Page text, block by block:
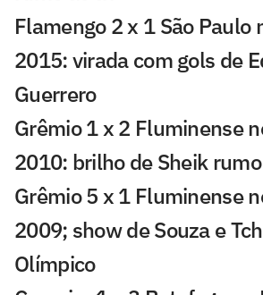
Flamengo 2 x 1 São Paulo
2015: virada com gols de
Guerrero
Grêmio 1 x 2 Fluminense
2010: brilho de Sheik
Grêmio 5 x 1 Fluminense
2009; show de Souza e
Olímpico